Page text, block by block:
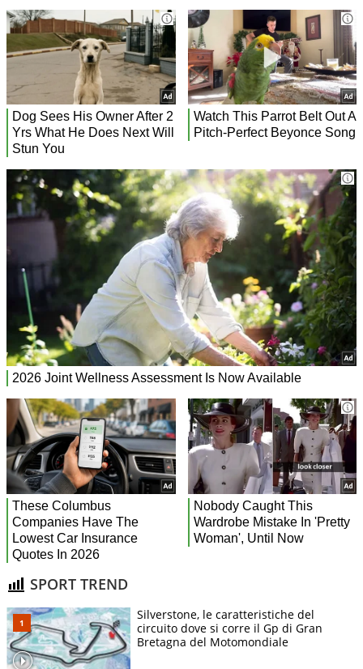
SPORT TREND
Silverstone, le caratteristiche del
circuito dove si corre il Gp di Gran
Bretagna del Motomondiale